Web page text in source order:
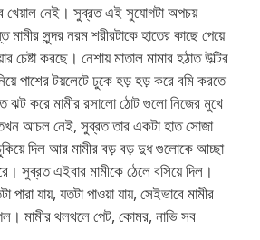
খেয়াল নেই। সুব্রত এই সুযোগটা অপচয়
সুন্দর নরম শরীরটাকে হাতের কাছে পেয়ে
চেষ্টা করছে। নেশায় মাতাল মামার হঠাত উল্টির
পাশের টয়লেটে ঢুকে হড় হড় করে বমি করতে
করে মামীর রসালো ঠোট গুলো নিজের মুখে
আচল নেই, সুব্রত তার একটা হাত সোজা
দিল আর মামীর বড় বড় দুধ গুলোকে আচ্ছা
সুব্রত এইবার মামীকে ঠেলে বসিয়ে দিল।
যায়, যতটা পাওয়া যায়, সেইভাবে মামীর
মামীর থলথলে পেট, কোমর, নাভি সব